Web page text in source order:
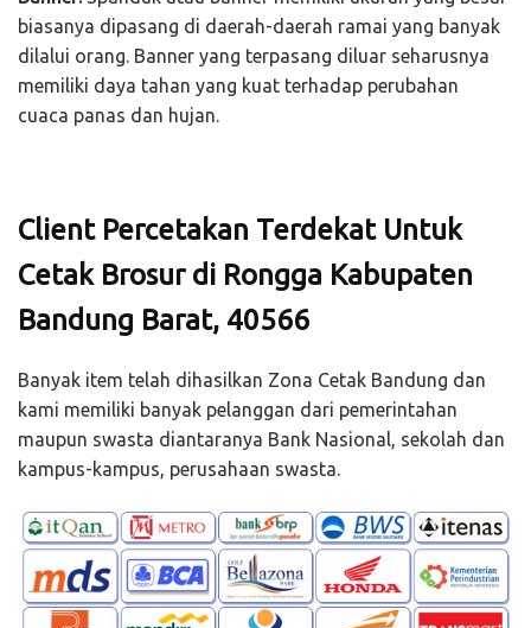
biasanya dipasang di daerah-daerah ramai yang banyak
dilalui orang. Banner yang terpasang diluar seharusnya
memiliki daya tahan yang kuat terhadap perubahan
cuaca panas dan hujan.
Client Percetakan Terdekat Untuk
Cetak Brosur di Rongga Kabupaten
Bandung Barat, 40566
Banyak item telah dihasilkan Zona Cetak Bandung dan
kami memiliki banyak pelanggan dari pemerintahan
maupun swasta diantaranya Bank Nasional, sekolah dan
kampus-kampus, perusahaan swasta.